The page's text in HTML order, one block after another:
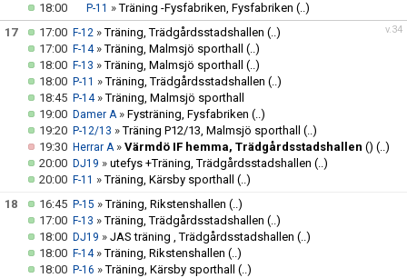
18:00
P-11 »Träning -Fysfabriken, Fysfabriken (..)
v.34
17 17:00 F-12 »Träning, Trädgårdsstadshallen (..)
17:00 F-14»Träning, Malmsjö sporthall (..)
18:00 F-13 »Träning, Malmsjö sporthall (..)
18:00 P-11 »Träning, Trädgårdsstadshallen (..)
18:45 P-14»Träning, Malmsjö sporthall
19:00 Damer A» Fysträning, Fysfabriken (..)
19:20 P-12/13 »Träning P12/13, Malmsjö sporthall (..)
19:30 Herrar A» Värmdö IF hemma, Trädgårdsstadshallen () (..)
20:00 DJ19 » utefys +Träning, Trädgårdsstadshallen (..)
20:00 F-11 »Träning, Kärsby sporthall (..)
18
16:45 P-15 »Träning, Rikstenshallen (..)
17:00 F-13 »Träning, Trädgårdsstadshallen (..)
18:00 DJ19 » JAS träning , Trädgårdsstadshallen (..)
18:00 F-14»Träning, Rikstenshallen (..)
18:00 P-16 »Träning, Kärsby sporthall (..)